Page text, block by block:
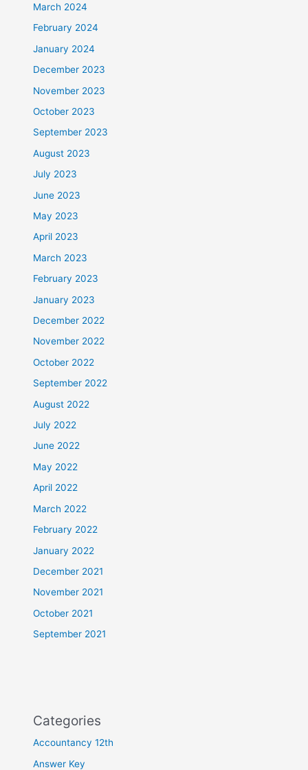
March 2024
February 2024
January 2024
December 2023
November 2023
October 2023
September 2023
August 2023
July 2023
June 2023
May 2023
April 2023
March 2023
February 2023
January 2023
December 2022
November 2022
October 2022
September 2022
August 2022
July 2022
June 2022
May 2022
April 2022
March 2022
February 2022
January 2022
December 2021
November 2021
October 2021
September 2021
Categories
Accountancy 12th
Answer Key